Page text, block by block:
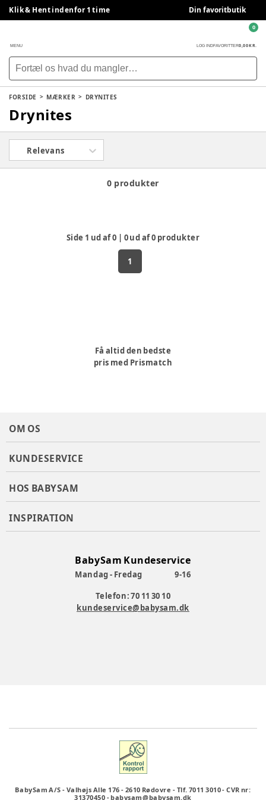
Klik & Hent indenfor 1 time Din favoritbutik
MENU LOG INDFAVORITTER0,00 KR.
0
FORSIDE MÆRKER DRYNITES
Drynites
Relevans
0 produkter
Side 1 ud af0 | 0ud af0 produkter
1
Få altid den bedste
pris med Prismatch
OM OS
KUNDESERVICE
HOS BABYSAM
INSPIRATION
BabySam Kundeservice
Mandag - Fredag
9-16
Telefon: 70 11 30 10
kundeservice@babysam.dk
BabySam A/S - Valhøjs Alle 176 - 2610 Rødovre - Tlf. 7011 3010-CVR nr:
31370450 -babysam@babysam.dk